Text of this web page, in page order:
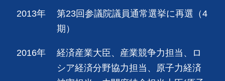
2013年
第23回参議院議員通常選挙に再選（4
期）
2016年
経済産業大臣、産業競争力担当、ロ
シア経済分野協力担当、原子力経済